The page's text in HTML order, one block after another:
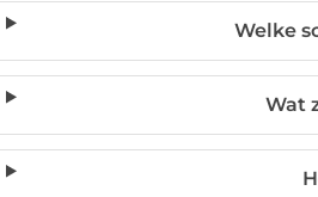
Welke
Wat